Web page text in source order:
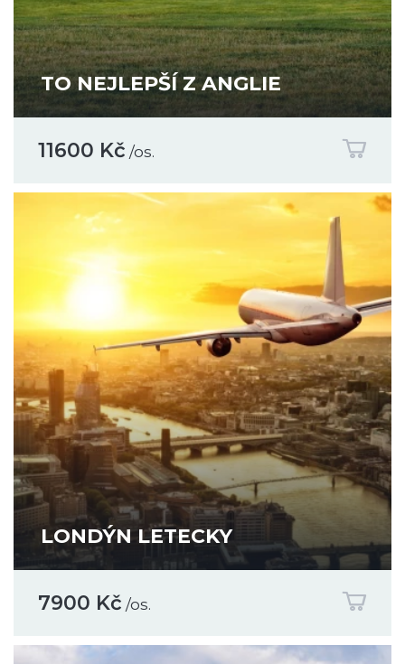
TO NEJLEPŠÍ Z ANGLIE
11600 Kč /os.
LONDÝN LETECKY
7900 Kč /os.